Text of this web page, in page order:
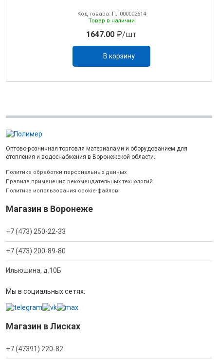
Код товара: ПЛ000002614
Товар в наличии
1647.00 ₽/шт
В корзину
Оптово-розничная торговля материалами и оборудованием для
отопления и водоснабжения в Воронежской области.
Политика обработки персональных данных
Правила применения рекомендательных технологий
Политика использования cookie-файлов
Магазин в Воронеже
+7 (473) 250-22-33
+7 (473) 200-89-80
Ильюшина, д.10Б
Мы в социальных сетях:
Магазин в Лисках
+7 (47391) 220-82